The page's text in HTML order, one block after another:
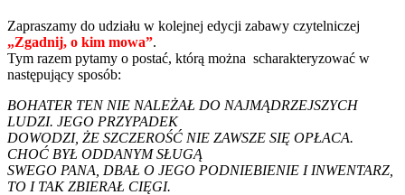
Zapraszamy do udziału w kolejnej edycji zabawy czytelniczej
„Zgadnij, o kim mowa”.
Tym razem pytamy o postać, którą można scharakteryzować w
następujący sposób:
BOHATER TEN NIE NALEŻAŁ DO NAJMĄDRZEJSZYCH
LUDZI. JEGO PRZYPADEK
DOWODZI, ŻE SZCZEROŚĆ NIE ZAWSZE SIĘ OPŁACA.
CHOĆ BYŁ ODDANYM SŁUGĄ
SWEGO PANA, DBAŁ O JEGO PODNIEBIENIE I INWENTARZ,
TO I TAK ZBIERAŁ CIĘGI.